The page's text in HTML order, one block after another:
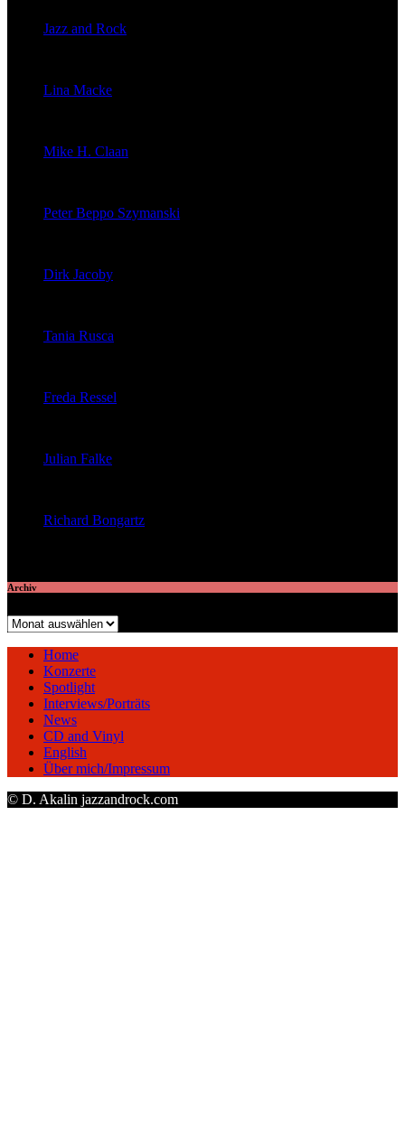
Jazz and Rock
Lina Macke
Mike H. Claan
Peter Beppo Szymanski
Dirk Jacoby
Tania Rusca
Freda Ressel
Julian Falke
Richard Bongartz
Archiv
Archiv
Home
Konzerte
Spotlight
Interviews/Porträts
News
CD and Vinyl
English
Über mich/Impressum
© D. Akalin jazzandrock.com